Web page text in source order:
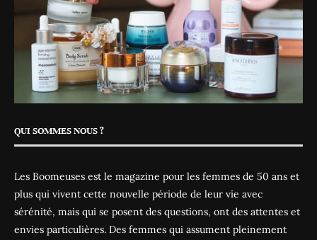
QUI SOMMES NOUS ?
Les Boomeuses est le magazine pour les femmes de 50 ans et
plus qui vivent cette nouvelle période de leur vie avec
sérénité, mais qui se posent des questions, ont des attentes et
envies particulières. Des femmes qui assument pleinement